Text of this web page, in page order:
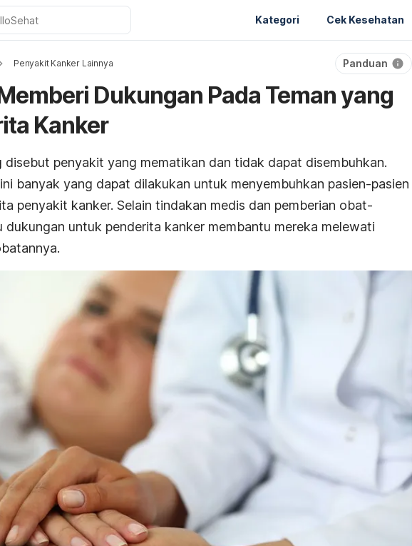
Kategori Cek Kesehatan
Penyakit Kanker Lainnya Panduan
Dukungan Pada Teman yang
Kanker
disebut penyakit yang mematikan dan tidak dapat disembuhkan.
banyak yang dapat dilakukan untuk menyembuhkan pasien-pasien
penyakit kanker. Selain tindakan medis dan pemberian obat-
untuk penderita kanker membantu mereka melewati